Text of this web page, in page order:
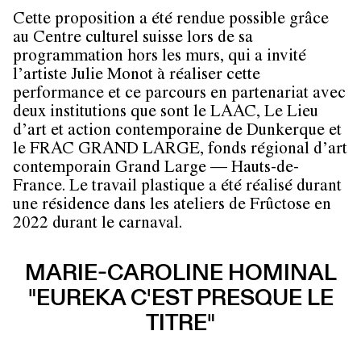
Cette proposition a été rendue possible grâce
au Centre culturel suisse lors de sa
programmation hors les murs, qui a invité
l’artiste Julie Monot à réaliser cette
performance et ce parcours en partenariat avec
deux institutions que sont le LAAC, Le Lieu
d’art et action contemporaine de Dunkerque et
le FRAC GRAND LARGE, fonds régional d’art
contemporain Grand Large — Hauts-de-
France. Le travail plastique a été réalisé durant
une résidence dans les ateliers de Frûctose en
2022 durant le carnaval.
MARIE-CAROLINE HOMINAL
"EUREKA C'EST PRESQUE LE
TITRE"